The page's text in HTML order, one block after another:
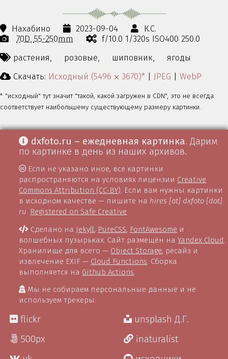
Нахабино 2023-09-04
К.С.
70D 55-250mm
f/10.0 1/320s ISO400 250.0
растения,
розовые, шиповник,
ягоды
Скачать: Исходный (5496 ⨉ 3670)* | JPEG | WebP
* "исходный" тут значит "такой, какой загружен в CDN", это не всегда
соответствует наибольшему существующему размеру картинки.
dxfoto.ru – ежедневная картинка. Дарим
по картинке в день из наших архивов.
Если не указано иное, все картинки
распространяются на условиях лицензии Creative
Commons Attribution (CC-BY). Если вам нужны картинки
в исходном качестве — пишите на hires [at] dxfoto [dot]
ru. Registered on Safe Creative
Сделано на Jekyll, PureCSS, FontAwesome и
волшебных пузырьках. Сайт размещён наYandex Cloud
Хранилище для всего — Object Storage, ресайз и
извлечение EXIF — Cloud Functions . Сборка
выполняется на Github Actions
Мы не собираем персональные данные и не
используем трекеры.
flickr
500px
unsplash Д.Г.
inaturalist